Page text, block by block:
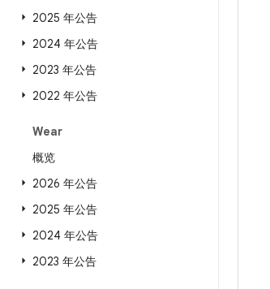
2025 年公告
2024 年公告
2023 年公告
2022 年公告
Wear
概览
2026 年公告
2025 年公告
2024 年公告
2023 年公告